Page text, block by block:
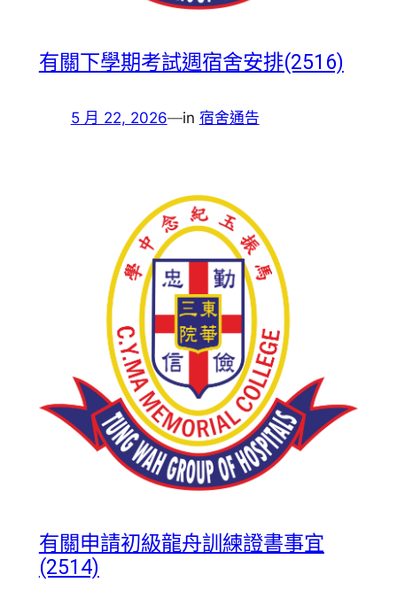
有關下學期考試週宿舍安排(2516)
5 月 22, 2026—in 宿舍通告
有關申請初級龍舟訓練證書事宜
(2514)